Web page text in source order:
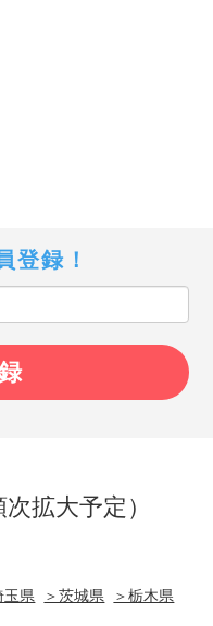
登録！
拡大予定）
玉県 ＞茨城県
＞栃木県